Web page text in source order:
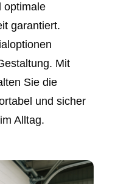
optimale
garantiert.
Mit
Sie die
und sicher
Alltag.